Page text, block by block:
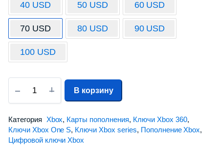
40 USD 50 USD 60 USD
70 USD 80 USD 90 USD
100 USD
В корзину
Категория Xbox, Карты пополнения, Ключи Xbox 360,
Ключи Xbox One S, Ключи Xbox series, Пополнение Xbox,
Цифровой ключи Xbox